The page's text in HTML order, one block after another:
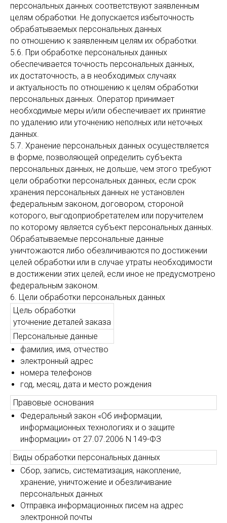
персональных данных соответствуют заявленным
целям обработки. Не допускается избыточность
обрабатываемых персональных данных
по отношению к заявленным целям их обработки.
5.6. При обработке персональных данных
обеспечивается точность персональных данных,
их достаточность, а в необходимых случаях
и актуальность по отношению к целям обработки
персональных данных. Оператор принимает
необходимые меры и/или обеспечивает их принятие
по удалению или уточнению неполных или неточных
данных.
5.7. Хранение персональных данных осуществляется
в форме, позволяющей определить субъекта
персональных данных, не дольше, чем этого требуют
цели обработки персональных данных, если срок
хранения персональных данных не установлен
федеральным законом, договором, стороной
которого, выгодоприобретателем или поручителем
по которому является субъект персональных данных.
Обрабатываемые персональные данные
уничтожаются либо обезличиваются по достижении
целей обработки или в случае утраты необходимости
в достижении этих целей, если иное не предусмотрено
федеральным законом.
6. Цели обработки персональных данных
Цель обработки
уточнение деталей заказа
Персональные данные
фамилия, имя, отчество
электронный адрес
номера телефонов
год, месяц, дата и место рождения
Правовые основания
Федеральный закон «Об информации,
информационных технологиях и о защите
информации» от 27.07.2006 N 149-ФЗ
Виды обработки персональных данных
Сбор, запись, систематизация, накопление,
хранение, уничтожение и обезличивание
персональных данных
Отправка информационных писем на адрес
электронной почты